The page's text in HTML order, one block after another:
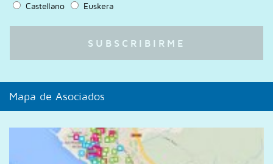
Castellano
Euskera
Mapa de Asociados